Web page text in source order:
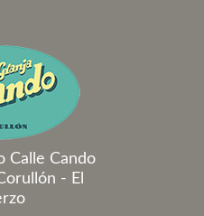
Calle Cando
- El